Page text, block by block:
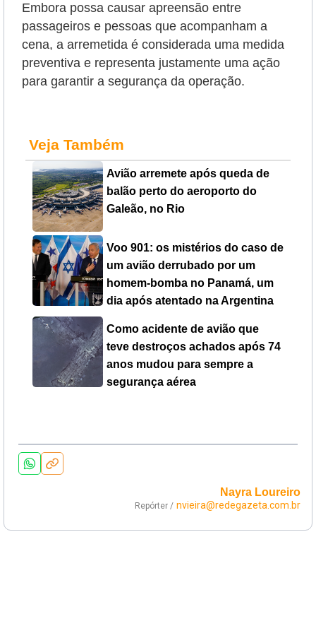
Embora possa causar apreensão entre
passageiros e pessoas que acompanham a
cena, a arremetida é considerada uma medida
preventiva e representa justamente uma ação
para garantir a segurança da operação.
Veja Também
Avião arremete após queda de
balão perto do aeroporto do
Galeão, no Rio
Voo 901: os mistérios do caso de
um avião derrubado por um
homem-bomba no Panamá, um
dia após atentado na Argentina
Como acidente de avião que
teve destroços achados após 74
anos mudou para sempre a
segurança aérea
Nayra Loureiro
Repórter / nvieira@redegazeta.com.br